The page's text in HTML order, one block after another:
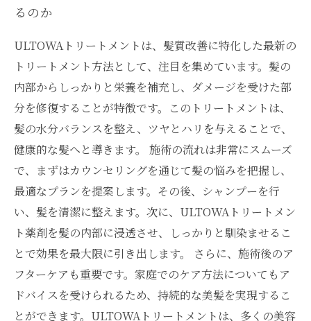
るのか
ULTOWAトリートメントは、髪質改善に特化した最新の
トリートメント方法として、注目を集めています。髪の
内部からしっかりと栄養を補充し、ダメージを受けた部
分を修復することが特徴です。このトリートメントは、
髪の水分バランスを整え、ツヤとハリを与えることで、
健康的な髪へと導きます。 施術の流れは非常にスムーズ
で、まずはカウンセリングを通じて髪の悩みを把握し、
最適なプランを提案します。その後、シャンプーを行
い、髪を清潔に整えます。次に、ULTOWAトリートメン
ト薬剤を髪の内部に浸透させ、しっかりと馴染ませるこ
とで効果を最大限に引き出します。 さらに、施術後のア
フターケアも重要です。家庭でのケア方法についてもア
ドバイスを受けられるため、持続的な美髪を実現するこ
とができます。ULTOWAトリートメントは、多くの美容